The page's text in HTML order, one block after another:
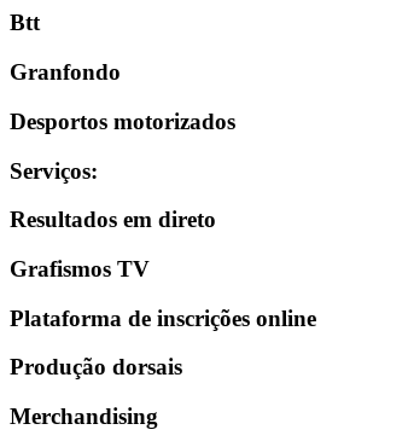
Btt
Granfondo
Desportos motorizados
Serviços:
Resultados em direto
Grafismos TV
Plataforma de inscrições online
Produção dorsais
Merchandising